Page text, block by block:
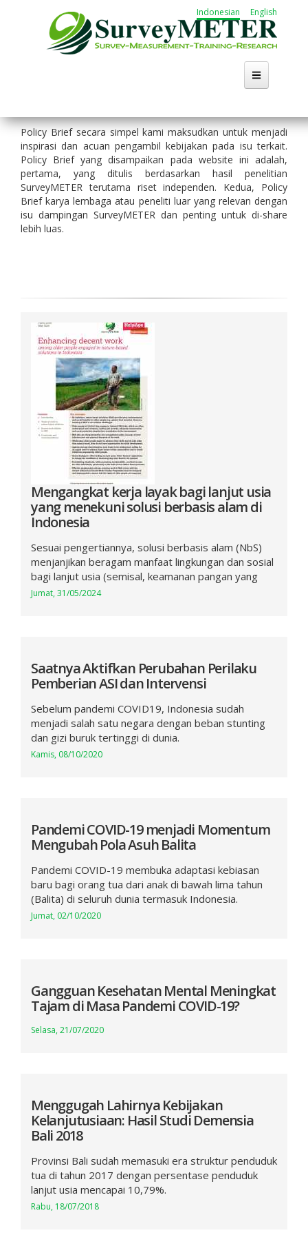
Indonesian English
Beranda
Tentang
Kegiatan
Publikasi
Policy Brief secara simpel kami maksudkan untuk menjadi
inspirasi dan acuan pengambil kebijakan pada isu terkait.
Policy Brief yang disampaikan pada website ini adalah,
pertama, yang ditulis berdasarkan hasil penelitian
SurveyMETER terutama riset independen. Kedua, Policy
Brief karya lembaga atau peneliti luar yang relevan dengan
isu dampingan SurveyMETER dan penting untuk di-share
lebih luas.
Mengangkat kerja layak bagi lanjut usia
yang menekuni solusi berbasis alam di
Indonesia
Sesuai pengertiannya, solusi berbasis alam (NbS)
menjanjikan beragam manfaat lingkungan dan sosial
bagi lanjut usia (semisal, keamanan pangan yang
Jumat, 31/05/2024
Saatnya Aktifkan Perubahan Perilaku
Pemberian ASI dan Intervensi
Sebelum pandemi COVID19, Indonesia sudah
menjadi salah satu negara dengan beban stunting
dan gizi buruk tertinggi di dunia.
Kamis, 08/10/2020
Pandemi COVID-19 menjadi Momentum
Mengubah Pola Asuh Balita
Pandemi COVID-19 membuka adaptasi kebiasan
baru bagi orang tua dari anak di bawah lima tahun
(Balita) di seluruh dunia termasuk Indonesia.
Jumat, 02/10/2020
Gangguan Kesehatan Mental Meningkat
Tajam di Masa Pandemi COVID-19?
Selasa, 21/07/2020
Menggugah Lahirnya Kebijakan
Kelanjutusiaan: Hasil Studi Demensia
Bali 2018
Provinsi Bali sudah memasuki era struktur penduduk
tua di tahun 2017 dengan persentase penduduk
lanjut usia mencapai 10,79%.
Rabu, 18/07/2018